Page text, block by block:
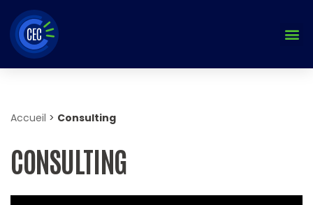
Aller
au
contenu
Accueil > Consulting
CONSULTING